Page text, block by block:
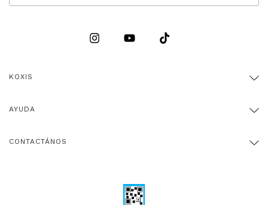
KOXIS
AYUDA
CONTACTÁNOS